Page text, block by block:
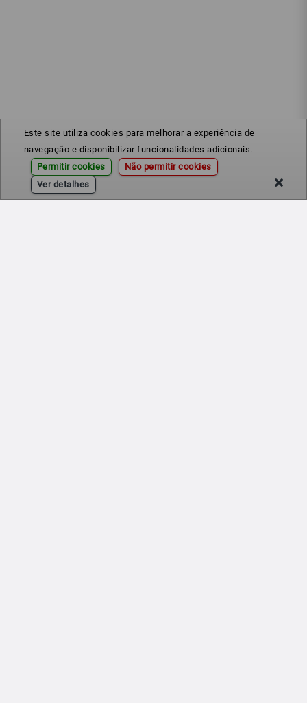
Este site utiliza cookies para melhorar a experiência de
navegação e disponibilizar funcionalidades adicionais.
Permitir cookies
Não permitir cookies
Ver detalhes